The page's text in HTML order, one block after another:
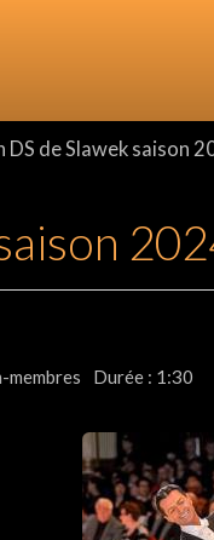
DS de Slawek saison
membres Durée : 1:30